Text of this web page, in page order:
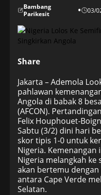
Bambang
Parikesit
• 03/
Share
Jakarta – Ademola
pahlawan
Angola di babak 8
(AFCON).
Felix Houphouet-
Sabtu (3/2) dini hari
skor tipis 1-0 untuk
Nigeria. Kemenangan
Nigeria melangkah ke
akan bertemu
antara Cape Verde
Selatan.